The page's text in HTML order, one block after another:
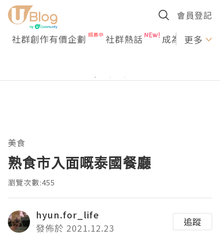
會員登記
社群創作有價企劃 社群熱話 成為U更多
美食
熟食市入面嘅泰國餐廳
瀏覽次數:455
hyun.for_life
發佈於 2021.12.23
追蹤